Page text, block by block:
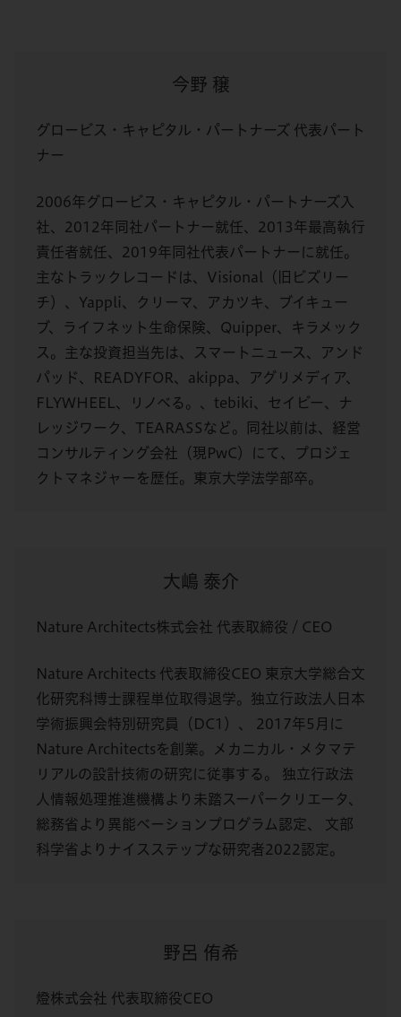
今野 穣
グロービス・キャピタル・パートナーズ 代表パート
ナー
2006年グロービス・キャピタル・パートナーズ入
社、2012年同社パートナー就任、2013年最高執行
責任者就任、2019年同社代表パートナーに就任。
主なトラックレコードは、Visional（旧ビズリー
チ）、Yappli、クリーマ、アカツキ、ブイキュー
ブ、ライフネット生命保険、Quipper、キラメック
ス。主な投資担当先は、スマートニュース、アンド
パッド、READYFOR、akippa、アグリメディア、
FLYWHEEL、リノベる。、tebiki、セイビー、ナ
レッジワーク、TEARASSなど。同社以前は、経営
コンサルティング会社（現PwC）にて、プロジェ
クトマネジャーを歴任。東京大学法学部卒。
大嶋 泰介
Nature Architects株式会社 代表取締役 / CEO
Nature Architects 代表取締役CEO 東京大学総合文
化研究科博士課程単位取得退学。独立行政法人日本
学術振興会特別研究員（DC1）、 2017年5月に
Nature Architectsを創業。メカニカル・メタマテ
リアルの設計技術の研究に従事する。 独立行政法
人情報処理推進機構より未踏スーパークリエータ、
総務省より異能ベーションプログラム認定、 文部
科学省よりナイスステップな研究者2022認定。
野呂 侑希
燈株式会社 代表取締役CEO